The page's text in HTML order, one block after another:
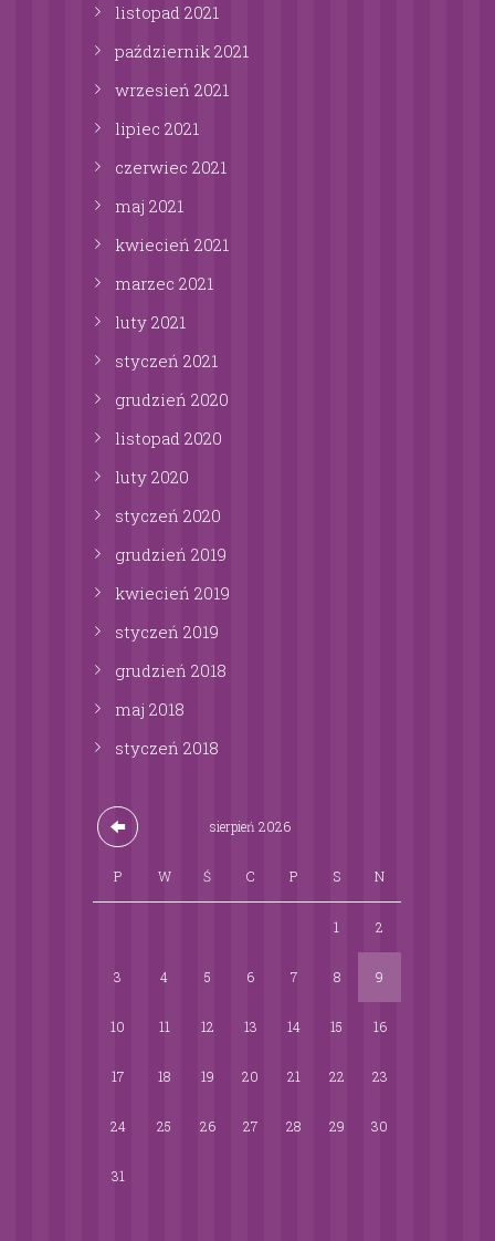
listopad 2021
październik 2021
wrzesień 2021
lipiec 2021
czerwiec 2021
maj 2021
kwiecień 2021
marzec 2021
luty 2021
styczeń 2021
grudzień 2020
listopad 2020
luty 2020
styczeń 2020
grudzień 2019
kwiecień 2019
styczeń 2019
grudzień 2018
maj 2018
styczeń 2018
sierpień2026
P W Ś C P S N
1 2
3 4 5 6 7 8 9
10 11 12 13 14 15 16
17 18 19 20 21 22 23
24 25 26 27 28 29 30
31